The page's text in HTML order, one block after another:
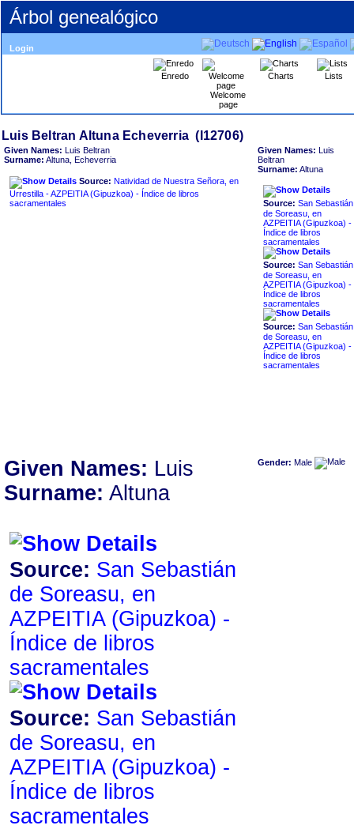
Árbol genealógico
Login
Enredo
Welcome
page
Charts Lists
Given Names: Luis Beltran
Surname: Altuna, Echeverria
Source: Natividad de Nuestra Señora, en
Urrestilla - AZPEITIA ‏(Gipuzkoa)‏ - Índice de libros
sacramentales
Given Names: Luis
Beltran
Surname: Altuna
Source: San Sebastián
de Soreasu, en
AZPEITIA ‏(Gipuzkoa)‏ -
Índice de libros
sacramentales
Source: San Sebastián
de Soreasu, en
AZPEITIA ‏(Gipuzkoa)‏ -
Índice de libros
sacramentales
Source: San Sebastián
de Soreasu, en
AZPEITIA ‏(Gipuzkoa)‏ -
Índice de libros
sacramentales
Given Names: Luis
Surname: Altuna
Source: San Sebastián
de Soreasu, en
AZPEITIA ‏(Gipuzkoa)‏ -
Índice de libros
sacramentales
Source: San Sebastián
de Soreasu, en
AZPEITIA ‏(Gipuzkoa)‏ -
Índice de libros
sacramentales
Gender: Male